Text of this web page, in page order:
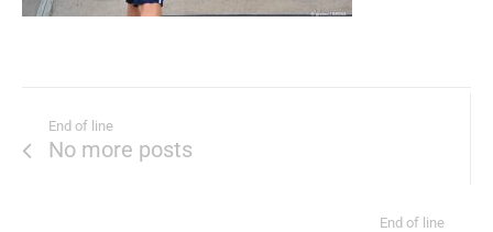
End of line
No more posts
End of line